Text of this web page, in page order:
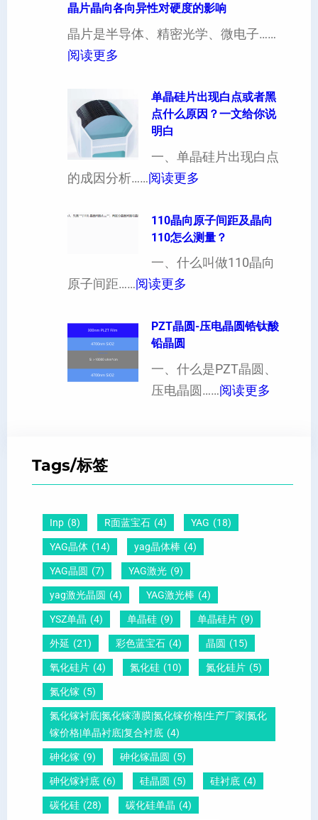
寸
超
定
制
（
也
以
定
超
薄
硅
）
晶片晶向各向异性对硬度的影响
晶片是半导体、精密光学、微电子……
阅读更多
晶
向
各
向
度
响
单晶硅片出现白点或者黑
点什么原因？一文给你说
明白
一、单晶硅片出现白点
的成因分析……阅读更多
晶
硅
片
白
或
者
因
？
给
你
说
明
110晶向原子间距及晶向
110怎么测量？
一、什么叫做110晶向
原子间距……阅读更多
1
晶
向
晶
向
1
1
0
怎
？
PZT晶圆-压电晶圆锆钛酸
铅晶圆
一、什么是PZT晶圆、
压电晶圆……阅读更多
晶
Tags/标签
Inp (8) R面蓝宝石 (4) YAG (18)
YAG晶体 (14) yag晶体棒 (4)
YAG晶圆 (7) YAG激光 (9)
yag激光晶圆 (4) YAG激光棒 (4)
YSZ单晶 (4) 单晶硅 (9) 单晶硅片 (9)
外延 (21) 彩色蓝宝石 (4) 晶圆 (15)
氧化硅片 (4) 氮化硅 (10) 氮化硅片 (5)
氮化镓 (5)
氮化镓衬底|氮化镓薄膜|氮化镓价格|生产厂家|氮化
镓价格|单晶衬底|复合衬底 (4)
砷化镓 (9) 砷化镓晶圆 (5)
砷化镓衬底 (6) 硅晶圆 (5) 硅衬底 (4)
碳化硅 (28) 碳化硅单晶 (4)